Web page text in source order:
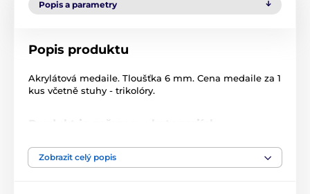
Popis a parametry
Popis produktu
Akrylátová medaile. Tloušťka 6 mm. Cena medaile za 1
kus včetně stuhy - trikolóry.
Produkt je zařazen v kategoriích
Jezdectví
Zobrazit celý popis